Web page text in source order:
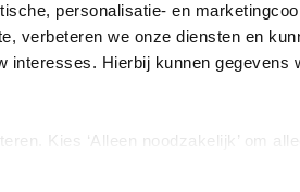
personalisatie- en
verbeteren we onze diensten en
interesses. Hierbij kunnen gegevens
Kies ‘Alleen noodzakelijk’ om